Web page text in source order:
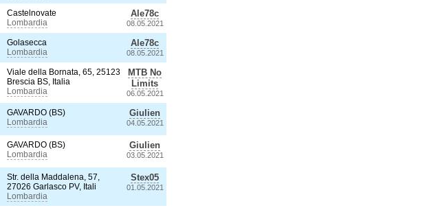
Castelnovate
Lombardia
Ale78c
08.05.2021
Golasecca
Lombardia
Ale78c
08.05.2021
Viale della Bornata, 65, 25123
Brescia BS, Italia
Lombardia
MTB No
Limits
06.05.2021
GAVARDO (BS)
Lombardia
Giulien
04.05.2021
GAVARDO (BS)
Lombardia
Giulien
03.05.2021
Str. della Maddalena, 57,
27026 Garlasco PV, Itali
Lombardia
Stex05
01.05.2021